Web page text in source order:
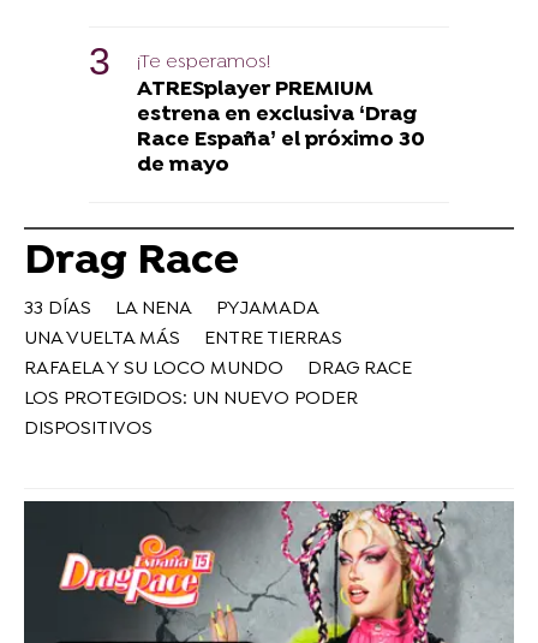
¡Te esperamos!
ATRESplayer PREMIUM
estrena en exclusiva ‘Drag
Race España’ el próximo 30
de mayo
Drag Race
33 DÍAS LA NENA
PYJAMADA
UNA VUELTA MÁS
ENTRE TIERRAS
RAFAELA Y SU LOCO MUNDO
DRAG RACE
LOS PROTEGIDOS: UN NUEVO PODER
DISPOSITIVOS